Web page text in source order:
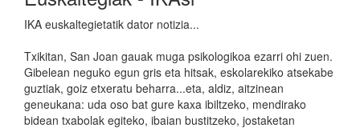
IKA euskaltegietatik dator notizia...
Txikitan, San Joan gauak muga psikologikoa ezarri ohi zuen.
Gibelean neguko egun gris eta hitsak, eskolarekiko atsekabe
guztiak, goiz etxeratu beharra...eta, aldiz, aitzinean
geneukana: uda oso bat gure kaxa ibiltzeko, mendirako
bidean txabolak egiteko, ibaian bustitzeko, jostaketan